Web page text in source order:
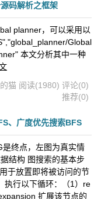
码解析之框架
planner，可以采用以
Global
本文分析其中一种
猫 阅读(1980) 评论(0)
推荐(0)
、广度优先搜索BFS
终点，左图为真实情
结构 图搜索的基本步
于放置即将被访问的节
执行以下循环：（1）re
扩展该节点的